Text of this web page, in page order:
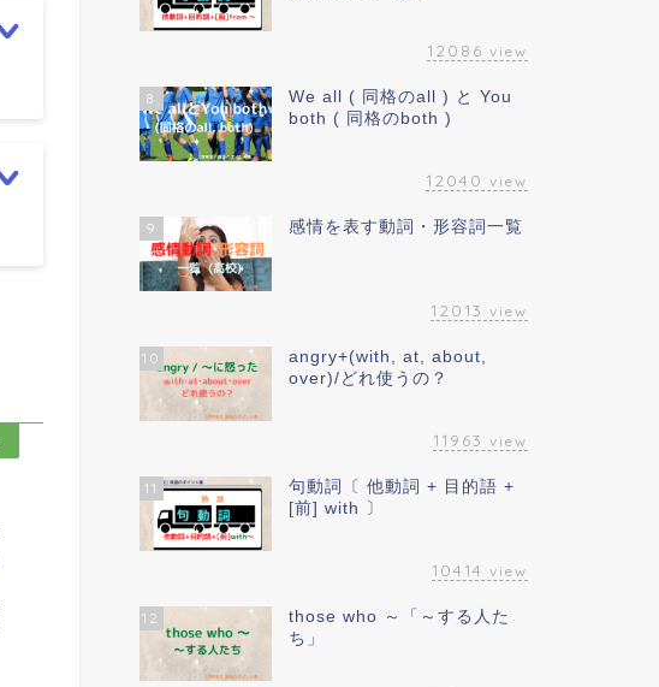
12086 view
8
We all ( 同格のall ) と You
both ( 同格のboth )
12040 view
9 感情を表す動詞・形容詞一覧
12013 view
10
angry+(with, at, about,
over)/どれ使うの？
11963 view
11
句動詞〔 他動詞 + 目的語 +
[前] with 〕
10414 view
12
those who ～「～する人た
ち」